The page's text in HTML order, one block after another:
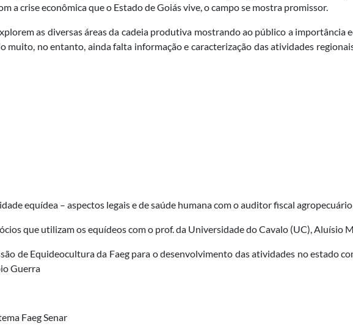
a crise econômica que o Estado de Goiás vive, o campo se mostra promissor.
as diversas áreas da cadeia produtiva mostrando ao público a
muito, no entanto, ainda falta informação e caracterização das atividades
equídea – aspectos legais e de saúde humana com o auditor fiscal
que utilizam os equídeos com o prof. da Universidade do Cavalo (UC), Aluísio
de Equideocultura da Faeg para o desenvolvimento das atividades no estado
Guerra
Faeg Senar